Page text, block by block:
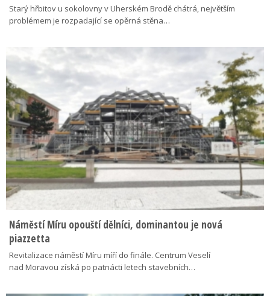
Starý hřbitov u sokolovny v Uherském Brodě chátrá, největším
problémem je rozpadající se opěrná stěna…
Náměstí Míru opouští dělníci, dominantou je nová
piazzetta
Revitalizace náměstí Míru míří do finále. Centrum Veselí
nad Moravou získá po patnácti letech stavebních…